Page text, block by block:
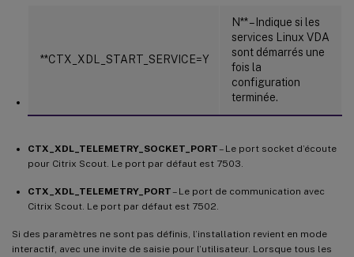
**CTX_XDL_START_SERVICE=Y
N** – Indique si les
services Linux VDA
sont démarrés une
fois la
configuration
terminée.
CTX_XDL_TELEMETRY_SOCKET_PORT– Le port socket d’écoute
pour Citrix Scout. Le port par défaut est 7503.
CTX_XDL_TELEMETRY_PORT– Le port de communication avec
Citrix Scout. Le port par défaut est 7502.
Si des paramètres ne sont pas définis, l’installation revient en mode
interactif, avec une invite de saisie pour l’utilisateur. Lorsque tous les